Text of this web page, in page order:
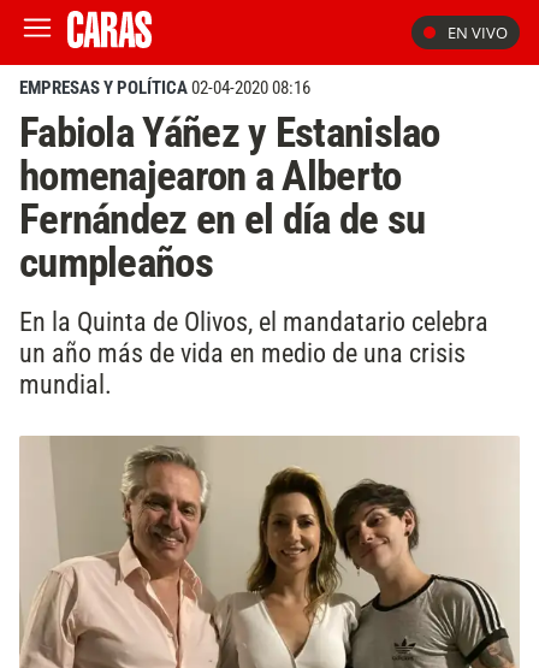
EN VIVO
EMPRESAS Y POLÍTICA02-04-2020 08:16
Fabiola Yáñez y Estanislao
homenajearon a Alberto
Fernández en el día de su
cumpleaños
En la Quinta de Olivos, el mandatario celebra
un año más de vida en medio de una crisis
mundial.